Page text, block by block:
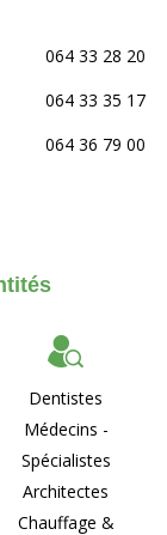
064 33 28 20
064 33 35 17
064 36 79 00
Dentistes
Médecins -
Spécialistes
Architectes
Chauffage &